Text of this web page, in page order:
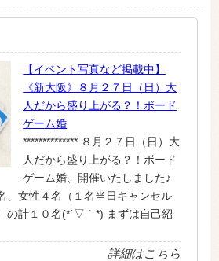
【イベント写真など掲載中】
《新大阪》８月２７日（日）大
人だから盛り上がる？！ボード
ゲーム婚
************** ８月２７日（日）大
人だから盛り上がる？！ボード
ゲーム婚、開催いたしました♪
、女性４名（１名当日キャンセル
の計１０名(*´▽｀*) まずは自己紹
詳細はこちら